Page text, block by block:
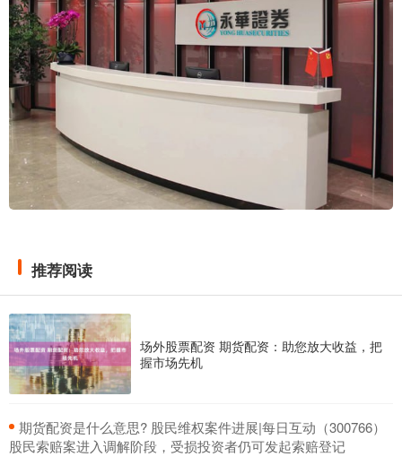
推荐阅读
场外股票配资 期货配资：助您放大收益，把
握市场先机
​期货配资是什么意思? 股民维权案件进展|每日互动（300766）
股民索赔案进入调解阶段，受损投资者仍可发起索赔登记